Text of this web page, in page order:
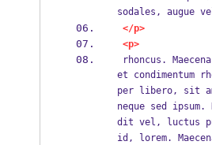
sodales, augue
</p>
<p>
et condimentum
per libero, sit
neque sed ipsum.
dit vel, luctus
id, lorem.